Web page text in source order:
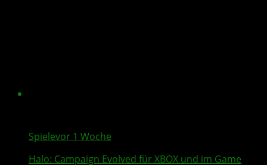
Spielevor 1 Woche
Halo: Campaign Evolved für XBOX und im Game